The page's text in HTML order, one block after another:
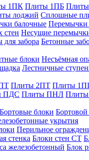
1ПК Плиты 1ПБ
лоджий Сплошные
балочные Перемычки
стен Несущие
забора Бетонные
блоки Несъёмная
Лестничные
Плиты 2ПТ Плиты
ПДС Плиты ПНЛ
Бортовые блоки
укрытия
Перильное
стенка Блоки стен СТ
железобетонный Блок